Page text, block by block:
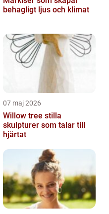
behagligt ljus och klimat
07 maj 2026
Willow tree stilla
skulpturer som talar till
hjärtat